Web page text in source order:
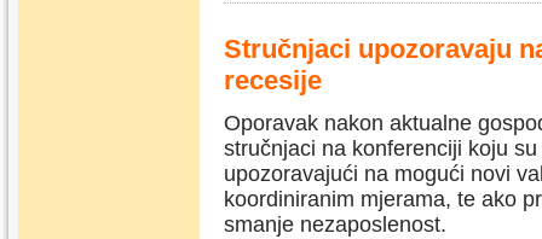
Stručnjaci upozoravaju
recesije
Oporavak nakon aktualne
stručnjaci na konferenciji koju
upozoravajući na mogući novi
koordiniranim mjerama, te ako
smanje nezaposlenost.